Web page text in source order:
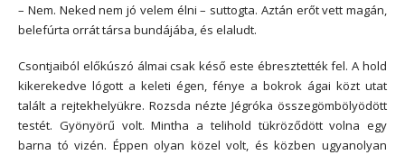
– Nem. Neked nem jó velem élni – suttogta. Aztán erőt vett magán,
belefúrta orrát társa bundájába, és elaludt.
Csontjaiból előkúszó álmai csak késő este ébresztették fel. A hold
kikerekedve lógott a keleti égen, fénye a bokrok ágai közt utat
talált a rejtekhelyükre. Rozsda nézte Jégróka összegömbölyödött
testét. Gyönyörű volt. Mintha a telihold tükröződött volna egy
barna tó vizén. Éppen olyan közel volt, és közben ugyanolyan